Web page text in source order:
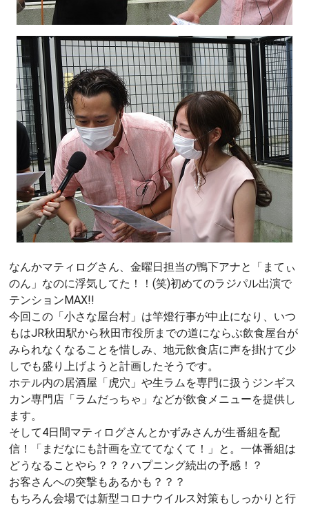
なんかマティログさん、金曜日担当の鴨下アナと「まてぃ
のん」なのに浮気してた！！(笑)初めてのラジパル出演で
テンションMAX!!
今回この「小さな屋台村」は竿燈行事が中止になり、いつ
もはJR秋田駅から秋田市役所までの道にならぶ飲食屋台が
みられなくなることを惜しみ、地元飲食店に声を掛けて少
しでも盛り上げようと計画したそうです。
ホテル内の居酒屋「虎穴」や生ラムを専門に扱うジンギス
カン専門店「ラムだっちゃ」などが飲食メニューを提供し
ます。
そして4日間マティログさんとかずみさんが生番組を配
信！「まだなにも計画を立ててなくて！」と。一体番組は
どうなることやら？？？ハプニング続出の予感！？
お客さんへの突撃もあるかも？？？
もちろん会場では新型コロナウイルス対策もしっかりと行